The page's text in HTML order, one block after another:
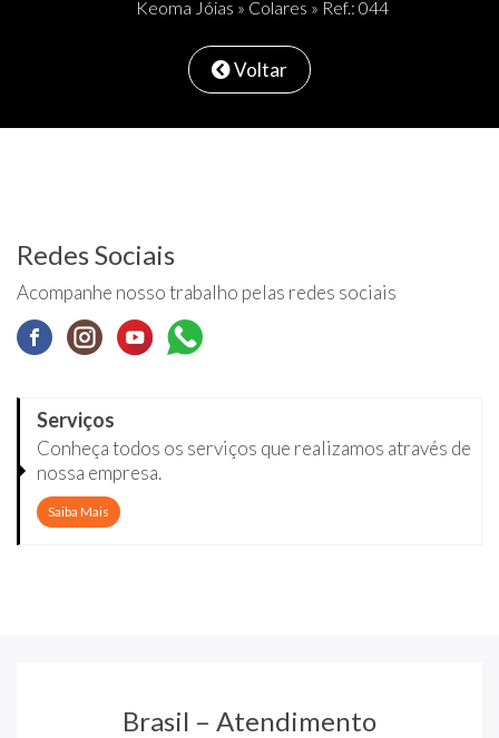
Keoma Jóias » Colares » Ref.: 044
Voltar
Redes Sociais
Acompanhe nosso trabalho pelas redes sociais
Serviços
Conheça todos os serviços que realizamos através de
nossa empresa.
Saiba Mais
Brasil – Atendimento